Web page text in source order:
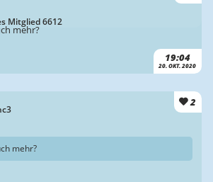
Mitglied 6612
19:04
20. OKT. 2020
mehr?
2
mehr?